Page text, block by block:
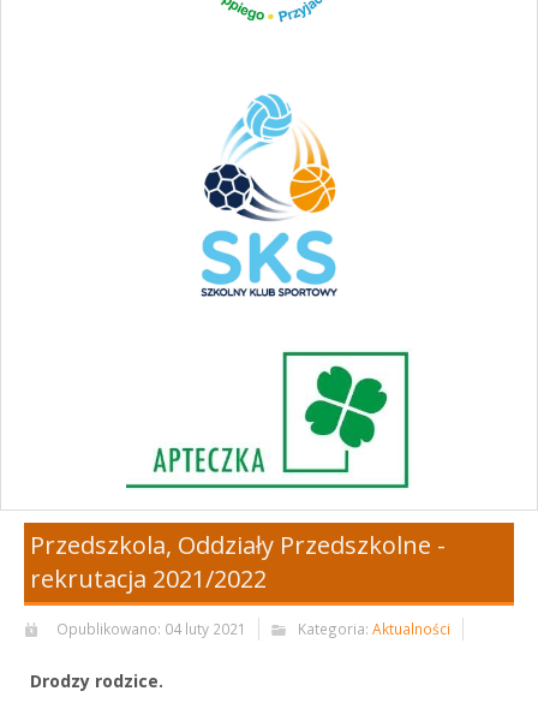
Przedszkola, Oddziały Przedszkolne -
rekrutacja 2021/2022
Opublikowano: 04 luty 2021 Kategoria: Aktualności
Drodzy rodzice.